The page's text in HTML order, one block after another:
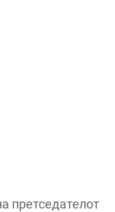
претседателот